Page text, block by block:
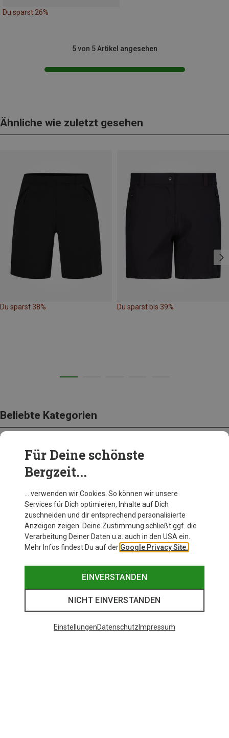
Du sparst 26%
5 von 5 Artikel angesehen
Ähnliche wie zuletzt gesehen
Du sparst 38% Du sparst bis 39%
Beliebte Kategorien
BEKLEIDUNG
Für Deine schönste
Bergzeit...
… verwenden wir Cookies. So können wir unsere
Services für Dich optimieren, Inhalte auf Dich
zuschneiden und dir entsprechend personalisierte
Anzeigen zeigen. Deine Zustimmung schließt ggf. die
Verarbeitung Deiner Daten u.a. auch in den USA ein.
Mehr Infos findest Du auf der Google Privacy Site.
EINVERSTANDEN
NICHT EINVERSTANDEN
EinstellungenDatenschutz Impressum